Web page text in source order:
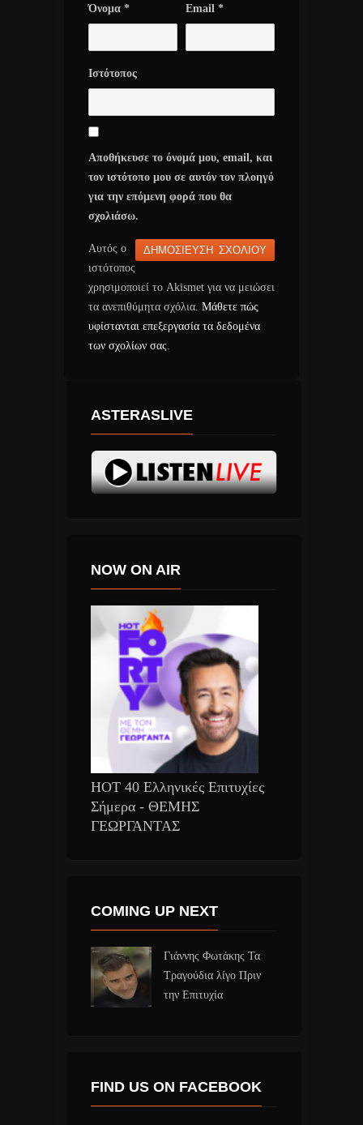
Όνομα * Email *
Ιστότοπος
Αποθήκευσε το όνομά μου, email, και
τον ιστότοπο μου σε αυτόν τον πλοηγό
για την επόμενη φορά που θα
σχολιάσω.
Αυτός ο
ιστότοπος
χρησιμοποιεί το Akismet για να μειώσει
τα ανεπιθύμητα σχόλια. Μάθετε πώς
υφίστανται επεξεργασία τα δεδομένα
των σχολίων σας
ASTERASLIVE
NOW ON AIR
HOT 40 Ελληνικές Επιτυχίες
Σήμερα - ΘΕΜΗΣ
ΓΕΩΡΓΑΝΤΑΣ
COMING UP NEXT
Γιάννης Φωτάκης Τα
Τραγούδια λίγο Πριν
την Επιτυχία
FIND US ON FACEBOOK